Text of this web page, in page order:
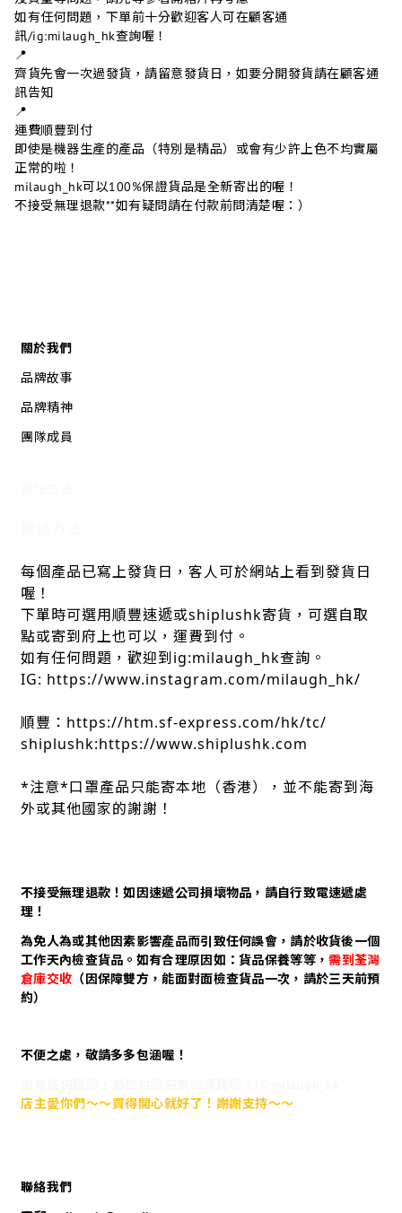
如有任何問題，下單前十分歡迎客人可在顧客通
訊/ig:milaugh_hk查詢喔！
📍
齊貨先會一次過發貨，請留意發貨日，如要分開發貨請在顧客通
訊告知
📍
運費順豐到付
即使是機器生產的產品（特別是精品）或會有少許上色不均實屬
正常的啦！
milaugh_hk可以100%保證貨品是全新寄出的喔！
不接受無理退款**如有疑問請在付款前問清楚喔：）
關於我們
品牌故事
品牌精神
團隊成員
每個產品已寫上發貨日，客人可於網站上看到發貨日
喔！
下單時可選用順豐速遞或shiplushk寄貨，可選自取
點或寄到府上也可以，運費到付。
如有任何問題，歡迎到ig:milaugh_hk查詢。
IG: https://www.instagram.com/milaugh_hk/
順豐：https://htm.sf-express.com/hk/tc/
shiplushk:https://www.shiplushk.com
*注意*口罩產品只能寄本地（香港），並不能寄到海
外或其他國家的謝謝！
不接受無理退款！如因速遞公司損壞物品，請自行致電速遞處
理！
為免人為或其他因素影響產品而引致任何誤會，請於收貨後一個
工作天內檢查貨品。如有合理原因如：貨品保養等等，需到荃灣
倉庫交收 （因保障雙方，能面對面檢查貨品一次，請於三天前預
約）
不便之處，敬請多多包涵喔！
店主愛你們～～買得開心就好了！謝謝支持～～
聯絡我們